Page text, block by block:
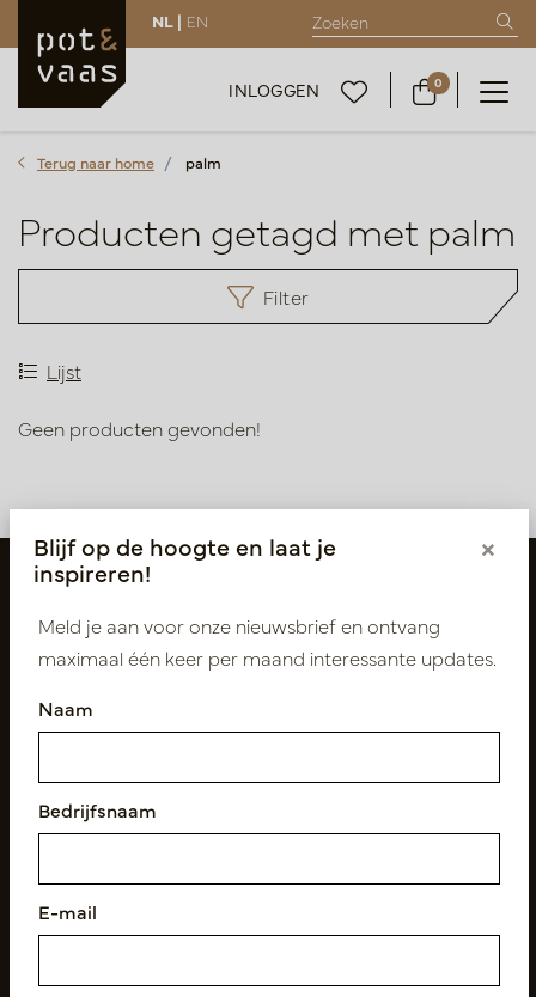
NL | EN
INLOGGEN 0
Terug naar home palm
Producten getagd met palm
Filter
Lijst
Geen producten gevonden!
Volg ons
Nieuwsbrief
Blijf op de hoogte en laat je
inspireren!
×
Meld je aan voor onze nieuwsbrief en ontvang
maximaal één keer per maand interessante updates.
Naam
Bedrijfsnaam
E-mail